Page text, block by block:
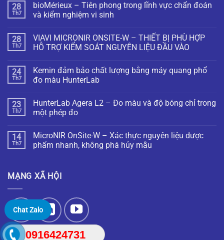
28
Th7
bioMérieux – Tiên phong trong lĩnh vực chẩn đoán
và kiểm nghiệm vi sinh
28
Th7
VIAVI MICRONIR ONSITE-W – THIẾT BỊ PHÙ HỢP
HỖ TRỢ KIỂM SOÁT NGUYÊN LIỆU ĐẦU VÀO
24
Th7
Kemin đảm bảo chất lượng bằng máy quang phổ
đo màu HunterLab
23
Th7
HunterLab Agera L2 – Đo màu và độ bóng chỉ trong
một phép đo
14
Th7
MicroNIR OnSite-W – Xác thực nguyên liệu dược
phẩm nhanh, không phá hủy mẫu
MẠNG XÃ HỘI
Chat Zalo
0916424731